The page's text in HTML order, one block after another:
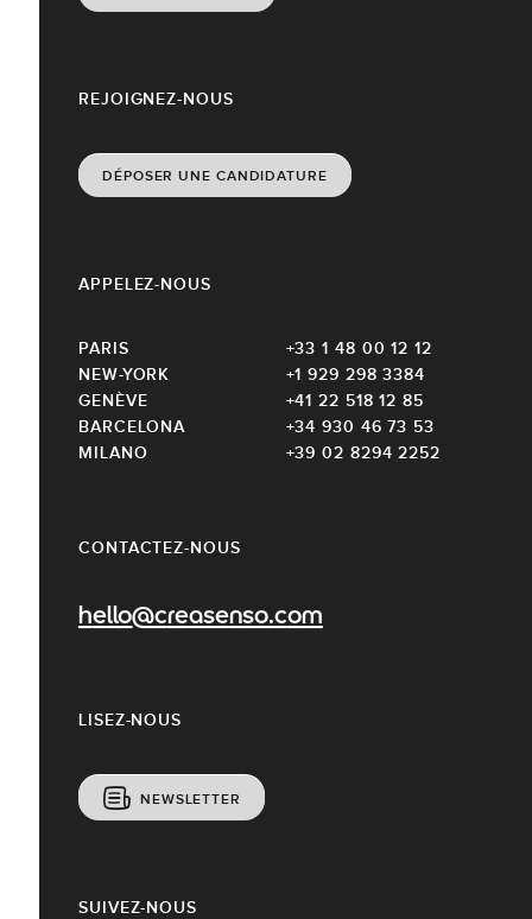
CONTACTEZ-NOUS
hello@creasenso.com
REJOIGNEZ-NOUS
DÉPOSER UNE CANDIDATURE
LISEZ-NOUS
NEWSLETTER
APPELEZ-NOUS
PARIS
+33 1 48 00 12 12
NEW-YORK
+1 929 298 3384
GENÈVE
+41 22 518 12 85
BARCELONA
+34 930 46 73 53
MILANO
+39 02 8294 2252
SUIVEZ-NOUS